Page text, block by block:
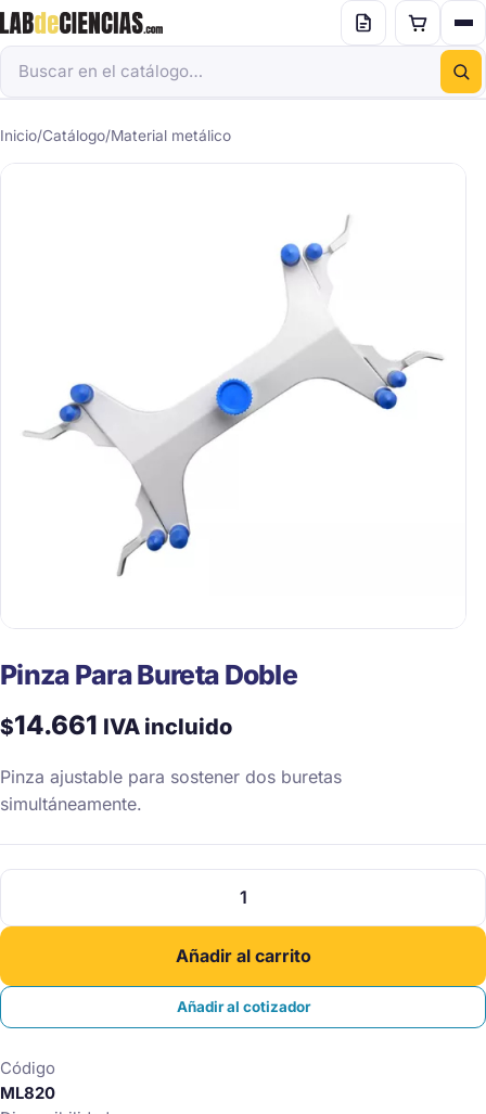
Inicio/Catálogo/Material metálico
Pinza Para Bureta Doble
$14.661 IVA incluido
Pinza ajustable para sostener dos buretas
simultáneamente.
Pinza
Bureta
cantidad
Añadir al carrito
Añadir al cotizador
Código
ML820